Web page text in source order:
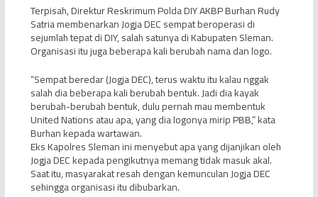
Terpisah, Direktur Reskrimum Polda DIY AKBP Burhan Rudy
Satria membenarkan Jogja DEC sempat beroperasi di
sejumlah tepat di DIY, salah satunya di Kabupaten Sleman.
Organisasi itu juga beberapa kali berubah nama dan logo.
“Sempat beredar (Jogja DEC), terus waktu itu kalau nggak
salah dia beberapa kali berubah bentuk. Jadi dia kayak
berubah-berubah bentuk, dulu pernah mau membentuk
United Nations atau apa, yang dia logonya mirip PBB,” kata
Burhan kepada wartawan.
Eks Kapolres Sleman ini menyebut apa yang dijanjikan oleh
Jogja DEC kepada pengikutnya memang tidak masuk akal.
Saat itu, masyarakat resah dengan kemunculan Jogja DEC
sehingga organisasi itu dibubarkan.